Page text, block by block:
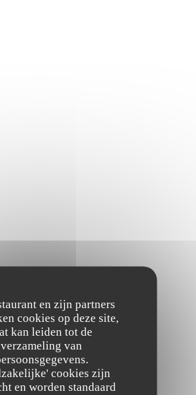
en zijn partners
cookies op deze site,
kan leiden tot de
verzameling van
cookies zijn
en worden standaard